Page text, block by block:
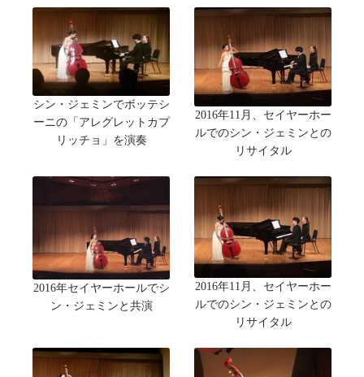
シン・ジェミンでボッテシ
ーニの「アレグレットカプ
リッチョ」を演奏
2016年11月、セイヤーホー
ルでのシン・ジェミンとの
リサイタル
2016年セイヤーホールでシ
ン・ジェミンと共演
2016年11月、セイヤーホー
ルでのシン・ジェミンとの
リサイタル